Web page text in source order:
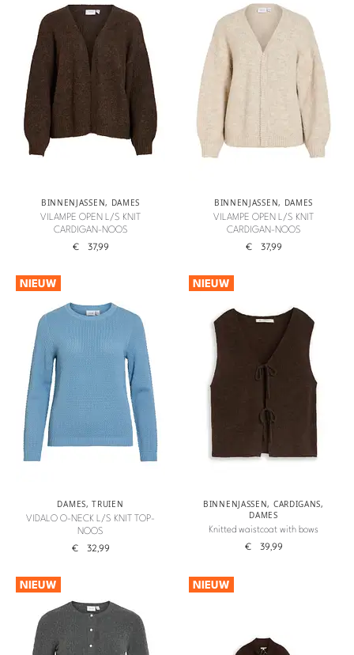
BINNENJASSEN, DAMES
VILAMPE OPEN L/S KNIT
CARDIGAN-NOOS
€ 37,99
BINNENJASSEN, DAMES
VILAMPE OPEN L/S KNIT
CARDIGAN-NOOS
€ 37,99
NIEUW
DAMES,TRUIEN
VIDALO O-NECK L/S KNIT TOP-
NOOS
€ 32,99
NIEUW
BINNENJASSEN, CARDIGANS,
DAMES
Knitted waistcoat with bows
€ 39,99
NIEUW NIEUW